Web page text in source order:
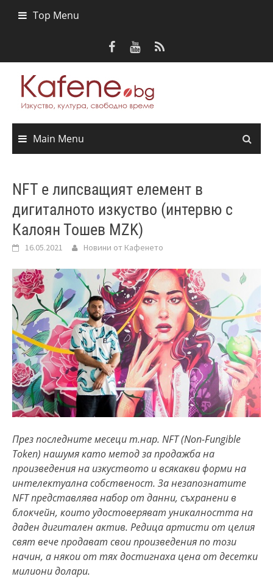
Top Menu
Main Menu
NFT e липсващият елемент в
дигиталното изкуство (интервю с
Калоян Тошев MZK)
16.05.2021 Новини от Кафенето
През последните месеци т.нар. NFT (Non-Fungible
Token) нашумя като метод за продажба на
произведения на изкуството и всякакви форми на
интелектуална собственост. За незапознатите
NFT представлява набор от данни, съхранени в
блокчейн, които удостоверяват уникалността на
даден дигитален актив. Редица артисти от целия
свят вече продават свои произведения по този
начин, а някои от тях достигнаха цена от десетки
милиони долари.